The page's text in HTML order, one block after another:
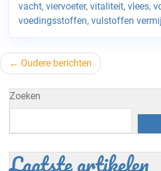
vacht, viervoeter, vitaliteit, vlees,
voedingsstoffen, vulstoffen
Berichtnavigatie
Oudere berichten
Zoeken
Laatste artikelen